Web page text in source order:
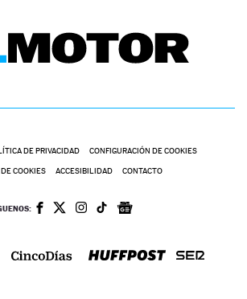
DE PRIVACIDAD CONFIGURACIÓN DE COOKIES
COOKIES ACCESIBILIDAD CONTACTO